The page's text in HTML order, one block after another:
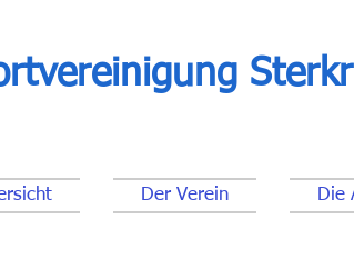
Der Verein Die